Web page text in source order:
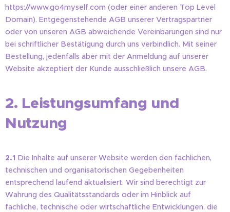
https://www.go4myself.com (oder einer anderen Top Level
Domain). Entgegenstehende AGB unserer Vertragspartner
oder von unseren AGB abweichende Vereinbarungen sind nur
bei schriftlicher Bestätigung durch uns verbindlich. Mit seiner
Bestellung, jedenfalls aber mit der Anmeldung auf unserer
Website akzeptiert der Kunde ausschließlich unsere AGB.
2. Leistungsumfang und
Nutzung
2.1 Die Inhalte auf unserer Website werden den fachlichen,
technischen und organisatorischen Gegebenheiten
entsprechend laufend aktualisiert. Wir sind berechtigt zur
Wahrung des Qualitätsstandards oder im Hinblick auf
fachliche, technische oder wirtschaftliche Entwicklungen, die